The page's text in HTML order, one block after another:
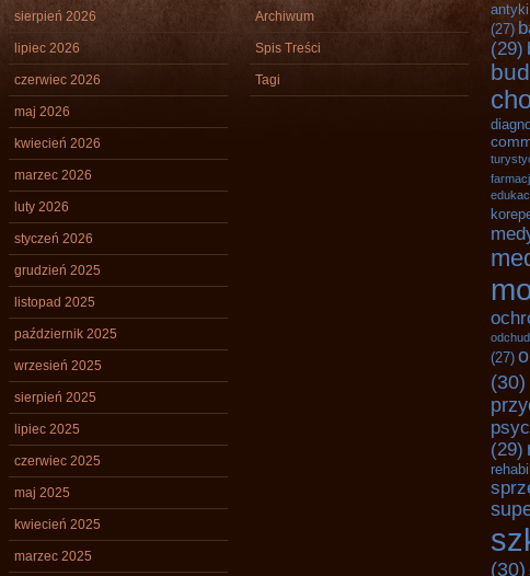
sierpień 2026
lipiec 2026
czerwiec 2026
maj 2026
kwiecień 2026
marzec 2026
luty 2026
styczeń 2026
grudzień 2025
listopad 2025
październik 2025
wrzesień 2025
sierpień 2025
lipiec 2025
czerwiec 2025
maj 2025
kwiecień 2025
marzec 2025
Archiwum
Spis Treści
Tagi
antyki
(27)
(29)
(27)
(30)
(29)
(30)